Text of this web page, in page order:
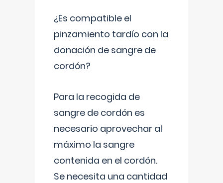
¿Es compatible el
pinzamiento tardío con la
donación de sangre de
cordón?
Para la recogida de
sangre de cordón es
necesario aprovechar al
máximo la sangre
contenida en el cordón.
Se necesita una cantidad